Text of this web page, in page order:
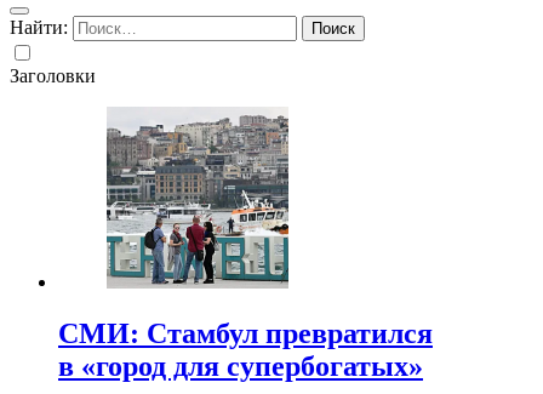
Найти:
Заголовки
СМИ: Стамбул превратился
в «город для супербогатых»